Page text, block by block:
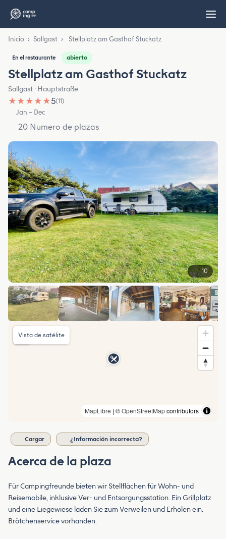
Inicio › Sallgast › Stellplatz am Gasthof Stuckatz
En el restaurante abierto
Stellplatz am Gasthof Stuckatz
Sallgast · Hauptstraße
★ ★ ★ ★ ★5(11)
Jan – Dec
20 Numero de plazas
10
MapLibre | ©OpenStreetMapcontributors
Vista de satélite
Cargar ¿Información incorrecta?
Acerca de la plaza
Für Campingfreunde bieten wir Stellflächen für Wohn- und
Reisemobile, inklusive Ver- und Entsorgungsstation. Ein Grillplatz
und eine Liegewiese laden Sie zum Verweilen und Erholen ein.
Brötchenservice vorhanden.